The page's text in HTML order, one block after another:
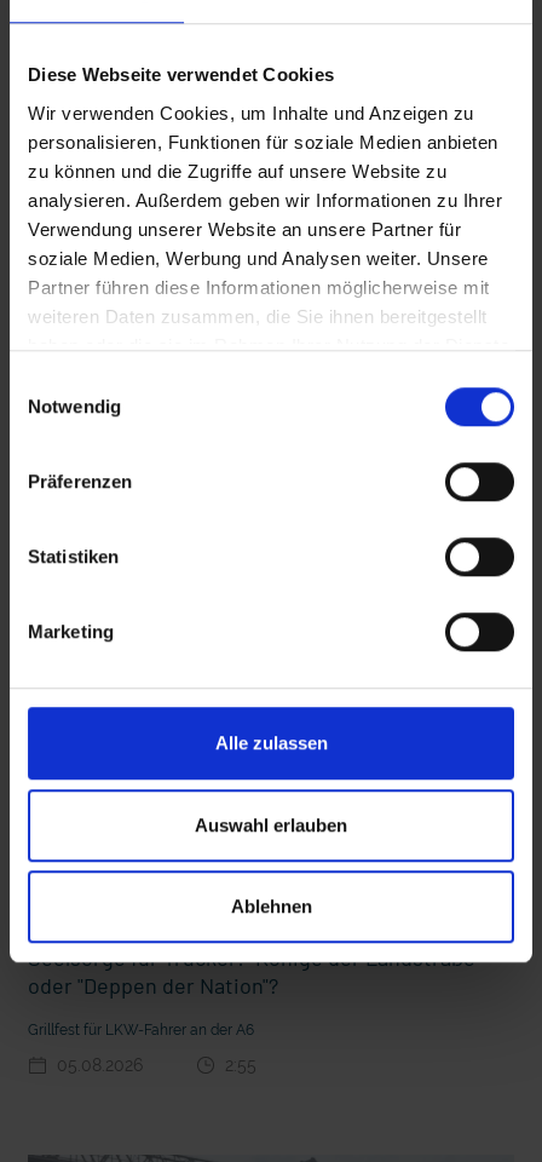
Diese Webseite verwendet Cookies
Wir verwenden Cookies, um Inhalte und Anzeigen zu
personalisieren, Funktionen für soziale Medien anbieten
zu können und die Zugriffe auf unsere Website zu
analysieren. Außerdem geben wir Informationen zu Ihrer
Verwendung unserer Website an unsere Partner für
soziale Medien, Werbung und Analysen weiter. Unsere
Partner führen diese Informationen möglicherweise mit
weiteren Daten zusammen, die Sie ihnen bereitgestellt
haben oder die sie im Rahmen Ihrer Nutzung der Dienste
Notwendig
Präferenzen
Statistiken
Marketing
Alle zulassen
Auswahl erlauben
Ablehnen
In Sicherheit in Deutschland, in Gedanken im Krieg
Ernstfall Nachhaltige Geldanlage: Rendite mit gutem Gewissen?
Zusätzliches Material
Bilder
SRT-Untertitel
Diese Beiträge könnten Sie auch
Seelsorge für Trucker: "Könige der Landstraße"
oder "Deppen der Nation"?
Grillfest für LKW-Fahrer an der A6
05.08.2026 2:55